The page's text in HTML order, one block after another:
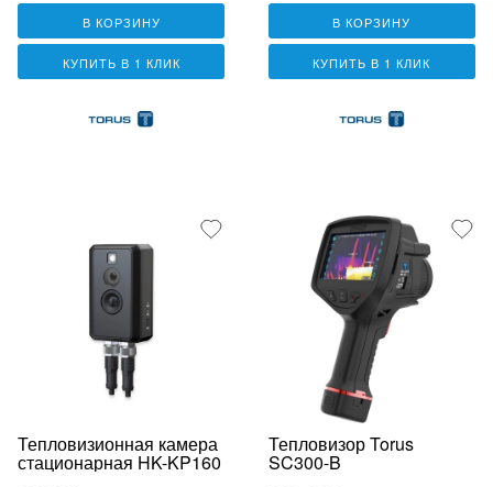
В КОРЗИНУ
КУПИТЬ В 1 КЛИК
В КОРЗИНУ
КУПИТЬ В 1 КЛИК
Тепловизионная камера
стационарная HK-KP160
Тепловизор Torus
SC300-B